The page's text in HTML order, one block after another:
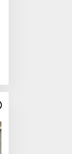
Pantas
PLN Madura
Lisdes
Ini Sebabnya